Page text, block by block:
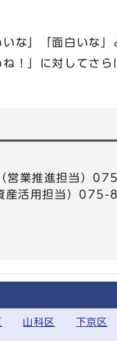
な」「面白いな
！」に対してさ
営業推進担当）
産活用担当）
山科区 下京区